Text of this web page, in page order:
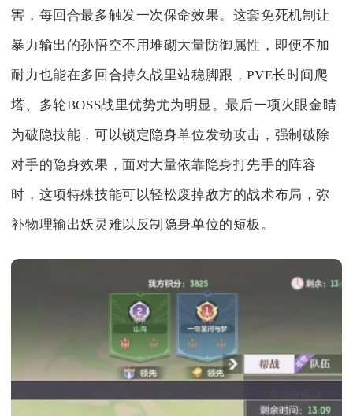
害，每回合最多触发一次保命效果。这套免死机制让
暴力输出的孙悟空不用堆砌大量防御属性，即便不加
耐力也能在多回合持久战里站稳脚跟，PVE长时间爬
塔、多轮BOSS战里优势尤为明显。最后一项火眼金睛
为破隐技能，可以锁定隐身单位发动攻击，强制破除
对手的隐身效果，面对大量依靠隐身打先手的阵容
时，这项特殊技能可以轻松废掉敌方的战术布局，弥
补物理输出妖灵难以反制隐身单位的短板。